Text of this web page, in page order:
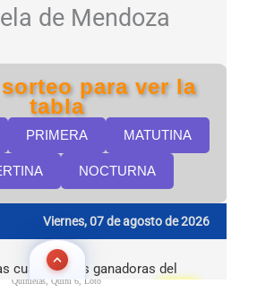
Quinielas, Quini 6, Loto